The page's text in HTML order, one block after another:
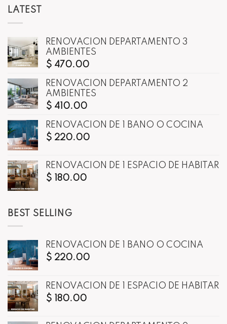
LATEST
RENOVACIÓN DEPARTAMENTO 3
AMBIENTES
$ 470.00
RENOVACIÓN DEPARTAMENTO 2
AMBIENTES
$ 410.00
RENOVACIÓN DE 1 BAÑO O COCINA
$ 220.00
RENOVACIÓN DE 1 ESPACIO DE HABITAR
$ 180.00
BEST SELLING
RENOVACIÓN DE 1 BAÑO O COCINA
$ 220.00
RENOVACIÓN DE 1 ESPACIO DE HABITAR
$ 180.00